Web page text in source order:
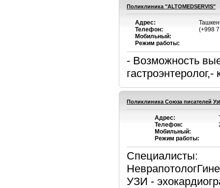
Поликлиника "ALTOMEDSERVIS"
Адрес:
Телефон:
Мобильный:
Режим работы:
(+998
- Возможность
Поликлиника Союза писателей
Адрес:
Телефон:
Мобильный:
Режим работы:
Специалисты:
УЗИ -